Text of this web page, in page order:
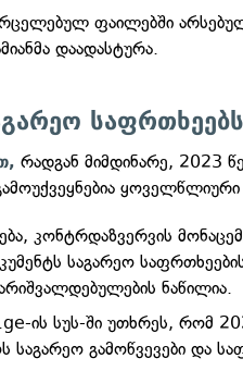
ფაილებში
დაადასტურა.
რადგან მიმდინარე, 2023
ყოველწლიური
კონტრდაზვერვის
საგარეო
ნაწილია.
ის სუს-ში უთხრეს, რომ
საგარეო გამოწვევები და